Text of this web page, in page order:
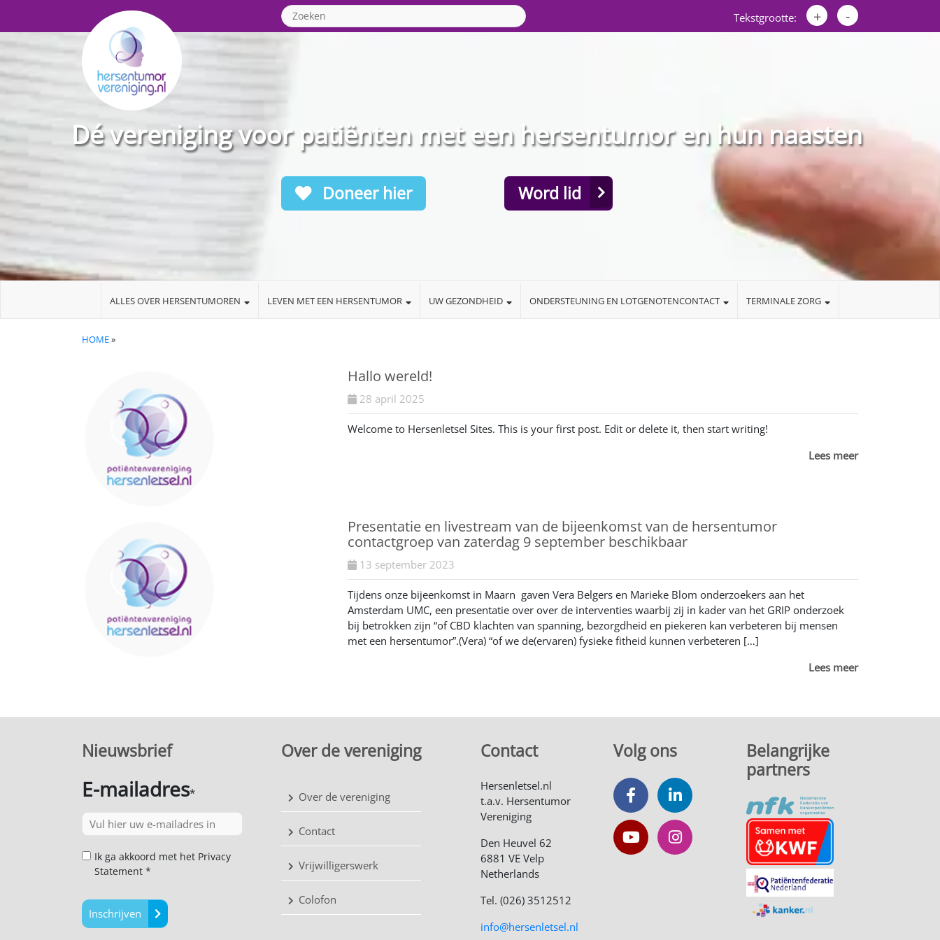
Tekstgrootte: + -
Dé vereniging voor patiënten met een hersentumor en hun naasten
Doneer hier Word lid
ALLES OVER HERSENTUMOREN LEVEN MET EEN HERSENTUMOR UW GEZONDHEID ONDERSTEUNING EN LOTGENOTENCONTACT TERMINALE ZORG
HOME»
Hallo wereld!
28 april 2025
Welcome to Hersenletsel Sites. This is your first post. Edit or delete it, then start writing!
Lees meer
Presentatie en livestream van de bijeenkomst van de hersentumor
contactgroep van zaterdag 9 september beschikbaar
13 september 2023
Tijdens onze bijeenkomst in Maarn gaven Vera Belgers en Marieke Blom onderzoekers aan het
Amsterdam UMC, een presentatie over over de interventies waarbij zij in kader van het GRIP onderzoek
bij betrokken zijn “of CBD klachten van spanning, bezorgdheid en piekeren kan verbeteren bij mensen
met een hersentumor”.(Vera) “of we de(ervaren) fysieke fitheid kunnen verbeteren […]
Lees meer
Nieuwsbrief
E-mailadres*
Ik ga akkoord met het Privacy
Statement *
Inschrijven
Over de vereniging
Over de vereniging
Contact
Vrijwilligerswerk
Colofon
Contact
Hersenletsel.nl
t.a.v. Hersentumor
Vereniging
Den Heuvel 62
6881 VE Velp
Netherlands
Tel. (026) 3512512
info@hersenletsel.nl
Volg ons
Belangrijke
partners